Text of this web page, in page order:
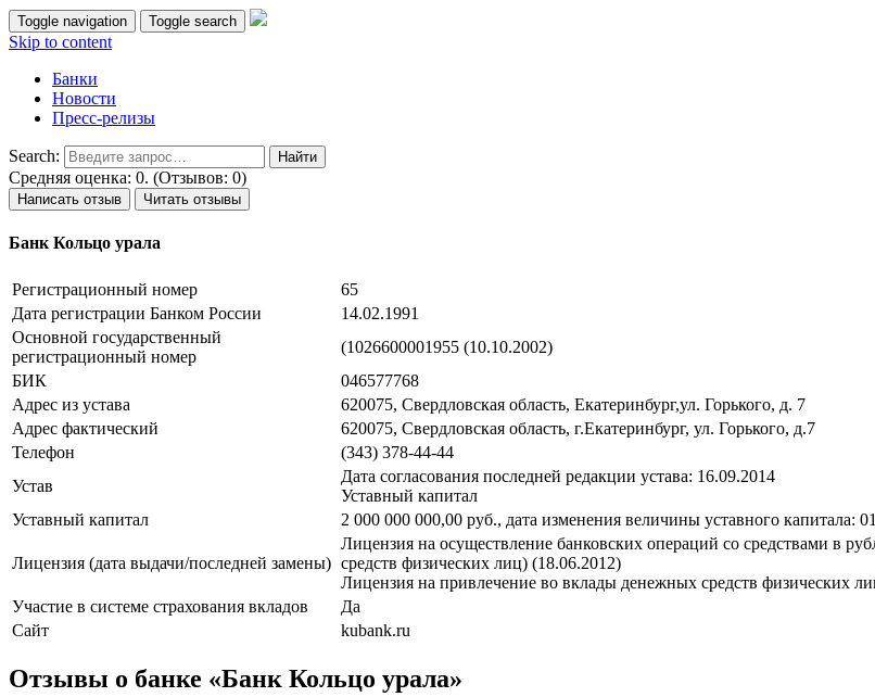
Toggle navigation Toggle search
Skip to content
Банки
Новости
Пресс-релизы
Search:
Средняя оценка: 0. (Отзывов: 0)
Написать отзыв Читать отзывы
Банк Кольцо урала
Регистрационный номер
65
Дата регистрации Банком России
14.02.1991
Основной государственный
регистрационный номер
(1026600001955 (10.10.2002)
БИК
046577768
Адрес из устава
620075, Свердловская область, Екатеринбург,ул. Горького, д. 7
Адрес фактический
620075, Свердловская область, г.Екатеринбург, ул. Горького, д.7
Телефон
(343) 378-44-44
Устав
Дата согласования последней редакции устава: 16.09.2014
Уставный капитал
Уставный капитал
2 000 000 000,00 руб., дата изменения величины уставного капитала:
Лицензия (дата выдачи/последней замены)
Лицензия на осуществление банковских операций со средствами в
средств физических лиц) (18.06.2012)
Лицензия на привлечение во вклады денежных средств физических
Участие в системе страхования вкладов
Да
Сайт
kubank.ru
Отзывы о банке «Банк Кольцо урала»